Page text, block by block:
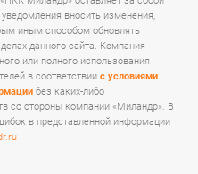
вносить изменения,
иным способом обновлять
данного сайта. Компания
или полного использования
в соответствии с условиями
без каких-либо
со стороны компании «Миландр». В
в представленной информации